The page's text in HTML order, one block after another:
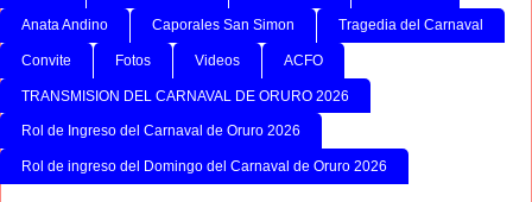
Anata Andino Caporales San Simon Tragedia del Carnaval
Convite Fotos Videos ACFO
TRANSMISION DEL CARNAVAL DE ORURO 2026
Rol de Ingreso del Carnaval de Oruro 2026
Rol de ingreso del Domingo del Carnaval de Oruro 2026